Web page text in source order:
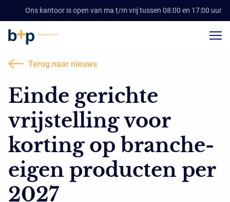
Ons kantoor is open van ma t/m vrij tussen 08:00 en 17:00 uur
Terug naar nieuws
Einde gerichte
vrijstelling voor
korting op branche-
eigen producten per
2027